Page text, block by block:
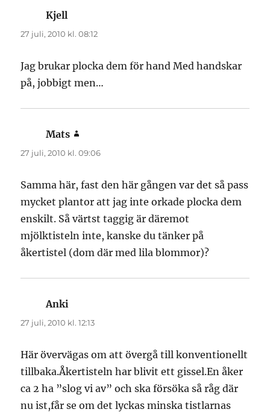
Kjell
27 juli, 2010 kl. 08:12
Jag brukar plocka dem för hand Med handskar
på, jobbigt men…
Mats
27 juli, 2010 kl. 09:06
Samma här, fast den här gången var det så pass
mycket plantor att jag inte orkade plocka dem
enskilt. Så värtst taggig är däremot
mjölktisteln inte, kanske du tänker på
åkertistel (dom där med lila blommor)?
Anki
27 juli, 2010 kl. 12:13
Här övervägas om att övergå till konventionellt
tillbaka.Åkertisteln har blivit ett gissel.En åker
ca 2 ha ”slog vi av” och ska försöka så råg där
nu ist,får se om det lyckas minska tistlarnas